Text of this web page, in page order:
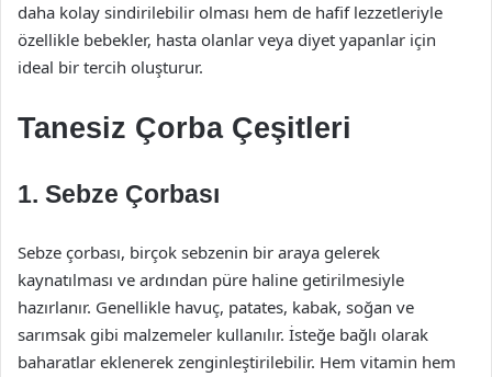
daha kolay sindirilebilir olması hem de hafif lezzetleriyle
özellikle bebekler, hasta olanlar veya diyet yapanlar için
ideal bir tercih oluşturur.
Tanesiz Çorba Çeşitleri
1. Sebze Çorbası
Sebze çorbası, birçok sebzenin bir araya gelerek
kaynatılması ve ardından püre haline getirilmesiyle
hazırlanır. Genellikle havuç, patates, kabak, soğan ve
sarımsak gibi malzemeler kullanılır. İsteğe bağlı olarak
baharatlar eklenerek zenginleştirilebilir. Hem vitamin hem